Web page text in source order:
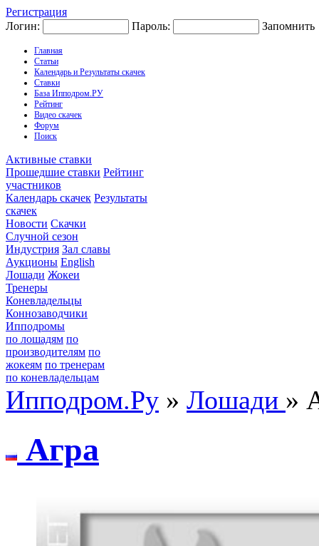
Регистрация
Логин:
Пароль: Запомнить
Главная
Статьи
Календарь и Результаты скачек
Ставки
База Ипподром.РУ
Рейтинг
Видео скачек
Форум
Поиск
Активные ставки
Прошедшие ставки Рейтинг
участников
Календарь скачек Результаты
скачек
Новости Скачки
Случной сезон
Индустрия Зал славы
Аукционы English
Лошади Жокеи
Тренеры
Коневладельцы
Коннозаводчики
Ипподромы
по лошадям по
производителям по
жокеям по тренерам
по коневладельцам
Ипподром.Ру » Лошади »
Агрa